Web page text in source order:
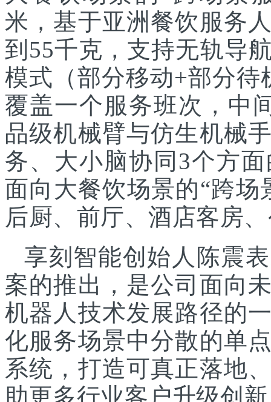
米，基于亚洲餐饮服务
到55千克，支持无轨导
模式（部分移动+部分待
覆盖一个服务班次，中
品级机械臂与仿生机械
务、大小脑协同3个方
面向大餐饮场景的“跨
后厨、前厅、酒店客房
享刻智能创始人陈震
案的推出，是公司面向
机器人技术发展路径的
化服务场景中分散的单
系统，打造可真正落地
助更多行业客户升级创